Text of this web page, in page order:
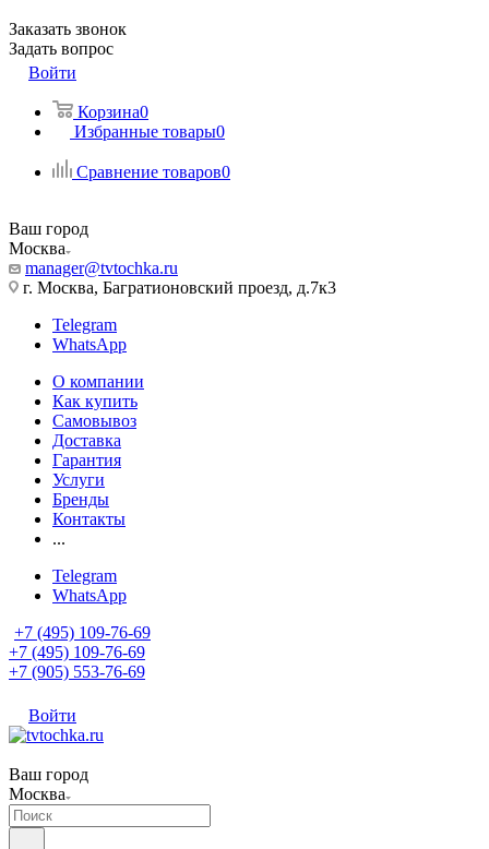
Заказать звонок
Задать вопрос
Войти
Корзина0
Избранные товары0
Сравнение товаров0
Ваш город
Москва
manager@tvtochka.ru
г. Москва, Багратионовский проезд, д.7к3
Telegram
WhatsApp
О компании
Как купить
Самовывоз
Доставка
Гарантия
Услуги
Бренды
Контакты
...
Telegram
WhatsApp
+7 (495) 109-76-69
+7 (495) 109-76-69
+7 (905) 553-76-69
Войти
Ваш город
Москва